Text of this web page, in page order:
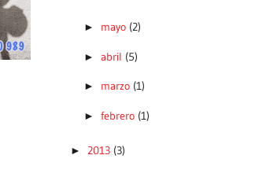
► mayo (2)
► abril (5)
► marzo (1)
► febrero (1)
► 2013 (3)